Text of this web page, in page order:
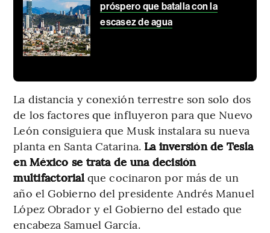
próspero que batalla con la
escasez de agua
La distancia y conexión terrestre son solo dos
de los factores que influyeron para que Nuevo
León consiguiera que Musk instalara su nueva
planta en Santa Catarina. La inversión de Tesla
en México se trata de una decisión
multifactorialque cocinaron por más de un
año el Gobierno del presidente Andrés Manuel
López Obrador y el Gobierno del estado que
encabeza Samuel García.